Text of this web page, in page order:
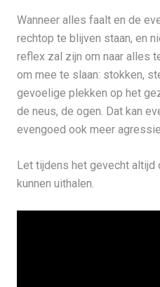
Wanneer alles faalt en de
rechtop te blijven staan, en
reflex zal zijn om naar alles
om mee te slaan: stokken,
gevoelige plekken op het
de neus, de ogen. Dat kan
evengoed ook meer
Let tijdens het gevecht altijd
kunnen uithalen.